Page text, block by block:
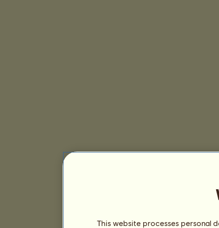
This website processes personal